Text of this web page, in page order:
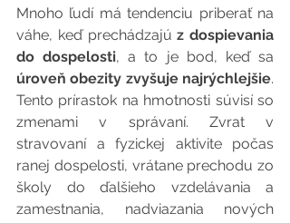
Mnoho ľudí má tendenciu priberať na
váhe, keď prechádzajú z dospievania
do dospelosti
úroveň obezity zvyšuje najrýchlejšie.
Tento prírastok na hmotnosti súvisí so
zmenami v správaní. Zvrat v
stravovaní a fyzickej aktivite počas
ranej dospelosti, vrátane prechodu zo
školy do ďalšieho vzdelávania a
zamestnania, nadviazania nových